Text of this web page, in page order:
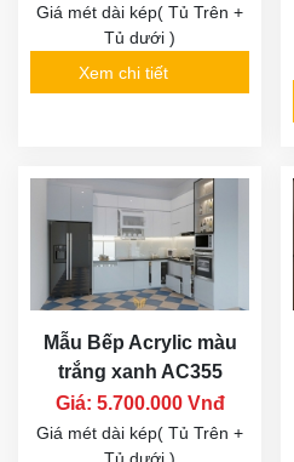
Giá mét dài kép( Tủ Trên +
Tủ dưới )
Xem chi tiết
Mẫu Bếp Acrylic màu
trắng xanh AC355
Giá: 5.700.000 Vnđ
Giá mét dài kép( Tủ Trên +